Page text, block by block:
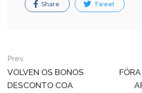
Share Tweet
Post
navigation
Prev.
VOLVEN OS BONOS
DESCONTO COA